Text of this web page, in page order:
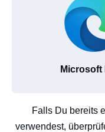
Microsoft
Falls Du bereits
verwendest,